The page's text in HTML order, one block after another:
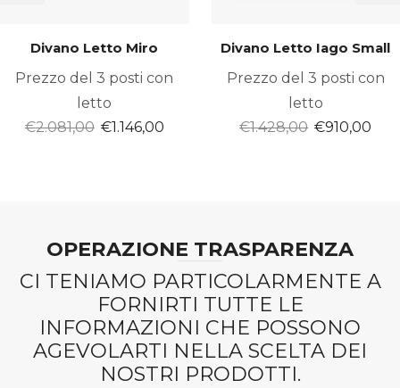
Divano Letto Miro
Prezzo del 3 posti con
letto
€2.081,00 Il
€1.146,00Il
Divano Letto Iago Small
Prezzo del 3 posti con
letto
€1.428,00 Il
€910,00
OPERAZIONE TRASPARENZA
CI TENIAMO PARTICOLARMENTE A
FORNIRTI TUTTE LE
INFORMAZIONI CHE POSSONO
AGEVOLARTI NELLA SCELTA DEI
NOSTRI PRODOTTI.